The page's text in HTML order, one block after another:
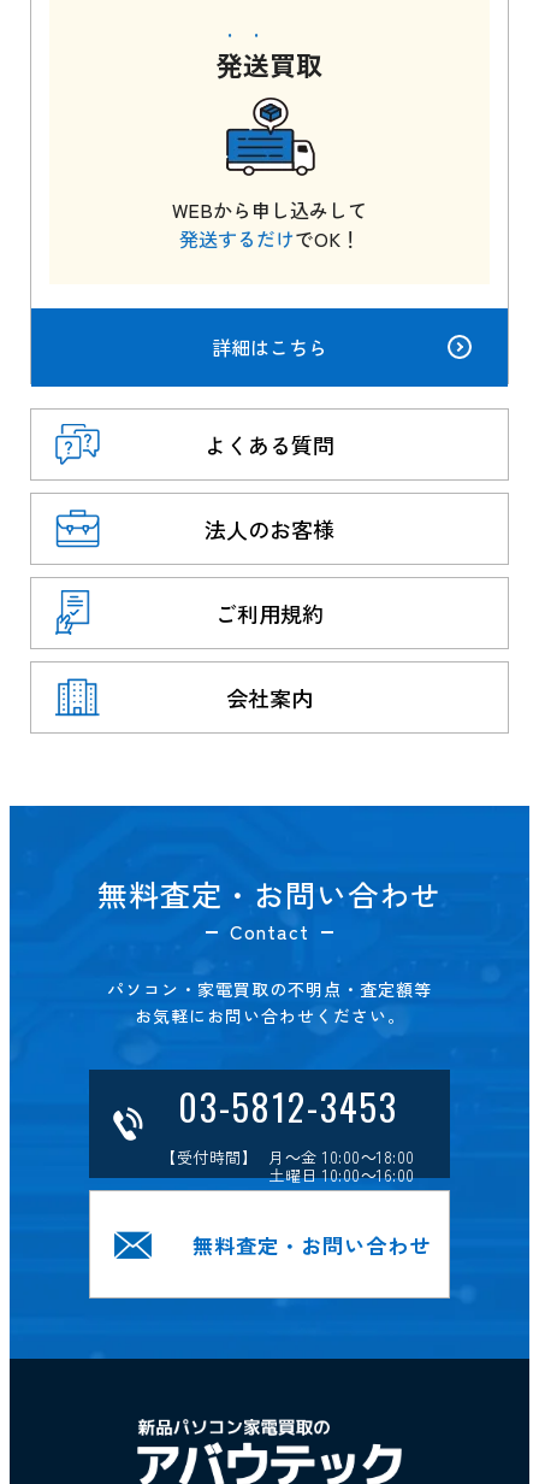
発送買取
WEBから申し込みして
発送するだけでOK！
詳細はこちら
よくある質問
法人のお客様
ご利用規約
会社案内
無料査定・お問い合わせ
Contact
パソコン・家電買取の不明点・査定額等
お気軽にお問い合わせください。
03-5812-3453
【受付時間】 月～金 10:00～18:00
土曜日 10:00～16:00
無料査定・お問い合わせ